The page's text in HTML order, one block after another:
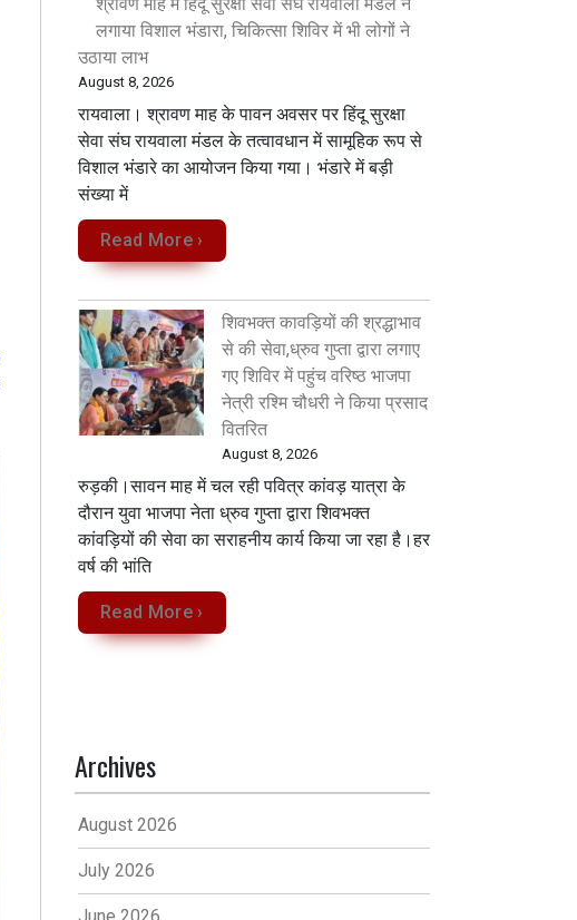
लगाया विशाल भंडारा, चिकित्सा शिविर में भी लोगों ने
उठाया लाभ
August 8, 2026
रायवाला। श्रावण माह के पावन अवसर पर हिंदू सुरक्षा
सेवा संघ रायवाला मंडल के तत्वावधान में सामूहिक रूप से
विशाल भंडारे का आयोजन किया गया। भंडारे में बड़ी
संख्या में
Read More ›
शिवभक्त कावड़ियों की श्रद्धाभाव
से की सेवा,ध्रुव गुप्ता द्वारा लगाए
गए शिविर में पहुंच वरिष्ठ भाजपा
नेत्री रश्मि चौधरी ने किया प्रसाद
वितरित
August 8, 2026
रुड़की।सावन माह में चल रही पवित्र कांवड़ यात्रा के
दौरान युवा भाजपा नेता ध्रुव गुप्ता द्वारा शिवभक्त
कांवड़ियों की सेवा का सराहनीय कार्य किया जा रहा है।हर
वर्ष की भांति
Read More ›
Archives
August 2026
July 2026